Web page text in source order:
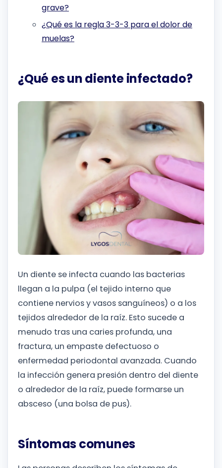
grave?
¿Qué es la regla 3-3-3 para el dolor de
muelas?
¿Qué es un diente infectado?
Un diente se infecta cuando las bacterias
llegan a la pulpa (el tejido interno que
contiene nervios y vasos sanguíneos) o a los
tejidos alrededor de la raíz. Esto sucede a
menudo tras una caries profunda, una
fractura, un empaste defectuoso o
enfermedad periodontal avanzada. Cuando
la infección genera presión dentro del diente
o alrededor de la raíz, puede formarse un
absceso (una bolsa de pus).
Síntomas comunes